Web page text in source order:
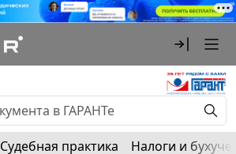
Судебная практика Налоги и